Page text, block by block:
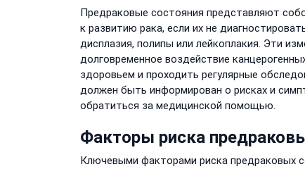
Предраковые состояния представляют
к развитию рака, если их не
дисплазия, полипы или лейкоплакия. Эти
долговременное воздействие
здоровьем и проходить регулярные
должен быть информирован о рисках и
обратиться за медицинской помощью.
Факторы риска
Ключевыми факторами риска предраковых